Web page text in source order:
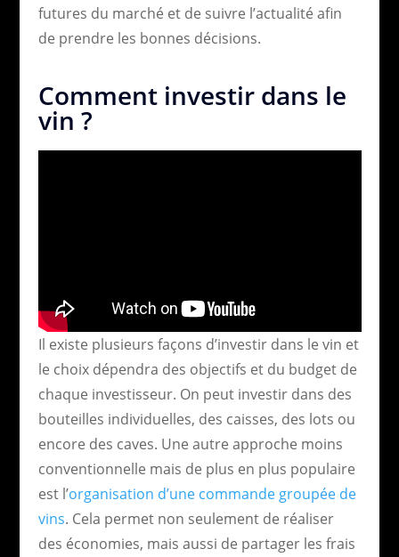
futures du marché et de suivre l’actualité afin
de prendre les bonnes décisions.
Comment investir dans le
vin ?
Il existe plusieurs façons d’investir dans le vin et
le choix dépendra des objectifs et du budget de
chaque investisseur. On peut investir dans des
bouteilles individuelles, des caisses, des lots ou
encore des caves. Une autre approche moins
conventionnelle mais de plus en plus populaire
est l’organisation d’une commande groupée de
vins. Cela permet non seulement de réaliser
des économies, mais aussi de partager les frais